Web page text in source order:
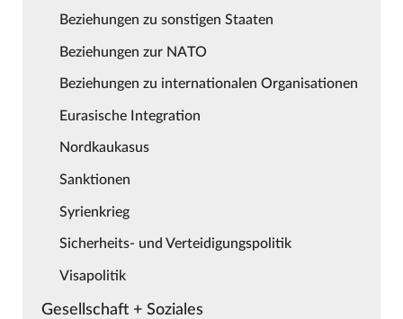
Beziehungen zu sonstigen Staaten
Beziehungen zur NATO
Beziehungen zu internationalen Organisationen
Eurasische Integration
Nordkaukasus
Sanktionen
Syrienkrieg
Sicherheits- und Verteidigungspolitik
Visapolitik
Gesellschaft + Soziales